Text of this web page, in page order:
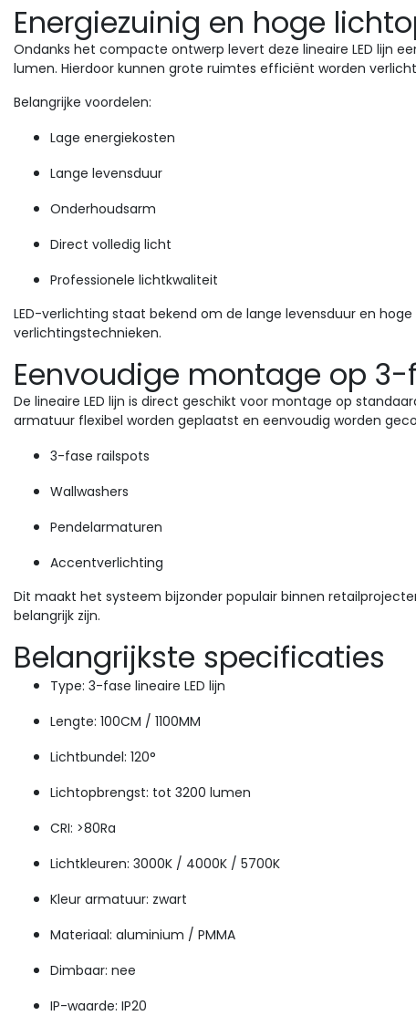
Energiezuinig en hoge
Ondanks het compacte ontwerp levert deze lineaire LED lijn
lumen. Hierdoor kunnen grote ruimtes efficiënt worden
Belangrijke voordelen:
Lage energiekosten
Lange levensduur
Onderhoudsarm
Direct volledig licht
Professionele lichtkwaliteit
LED-verlichting staat bekend om de lange levensduur en
verlichtingstechnieken.
Eenvoudige montage op 3-
De lineaire LED lijn is direct geschikt voor montage op
armatuur flexibel worden geplaatst en eenvoudig worden
3-fase railspots
Wallwashers
Pendelarmaturen
Accentverlichting
Dit maakt het systeem bijzonder populair binnen
belangrijk zijn.
Belangrijkste specificaties
Type: 3-fase lineaire LED lijn
Lengte: 100CM / 1100MM
Lichtbundel: 120°
Lichtopbrengst: tot 3200 lumen
CRI: >80Ra
Lichtkleuren: 3000K / 4000K / 5700K
Kleur armatuur: zwart
Materiaal: aluminium / PMMA
Dimbaar: nee
IP-waarde: IP20